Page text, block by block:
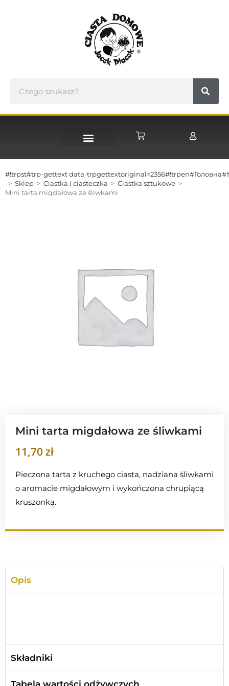
#!trpst#trp-gettext data-
> Sklep > Ciastka i ciasteczka > Ciastka sztukowe >
Mini tarta migdałowa ze śliwkami
Mini tarta migdałowa ze śliwkami
11,70 zł
Pieczona tarta z kruchego ciasta, nadziana śliwkami
o aromacie migdałowym i wykończona chrupiącą
kruszonką.
Opis
Składniki